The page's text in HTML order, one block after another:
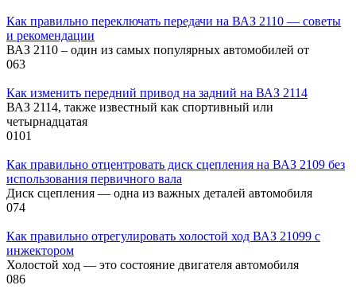
Как правильно переключать передачи на ВАЗ 2110 — советы
и рекомендации
ВАЗ 2110 – один из самых популярных автомобилей от
063
Как изменить передний привод на задний на ВАЗ 2114
ВАЗ 2114, также известный как спортивный или
четырнадцатая
0101
Как правильно отцентровать диск сцепления на ВАЗ 2109 без
использования первичного вала
Диск сцепления — одна из важных деталей автомобиля
074
Как правильно отрегулировать холостой ход ВАЗ 21099 с
инжектором
Холостой ход — это состояние двигателя автомобиля
086